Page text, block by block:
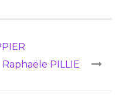
Raphaële PILLIE